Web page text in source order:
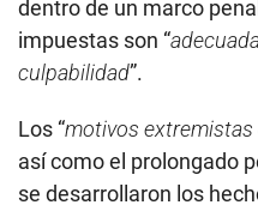
dentro de un marco
impuestas son “
culpabilidad”.
Los “motivos
así como el prolongado
se desarrollaron los